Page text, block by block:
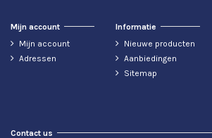
Mijn account
Mijn account
Adressen
Informatie
Nieuwe producten
Aanbiedingen
Sitemap
Contact us